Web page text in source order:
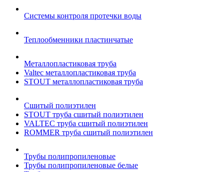
Системы контроля протечки воды
Теплообменники пластинчатые
Металлопластиковая труба
Valtec металлопластиковая труба
STOUT металлопластиковая труба
Сшитый полиэтилен
STOUT труба сшитый полиэтилен
VALTEC труба сшитый полиэтилен
ROMMER труба сшитый полиэтилен
Трубы полипропиленовые
Трубы полипропиленовые белые